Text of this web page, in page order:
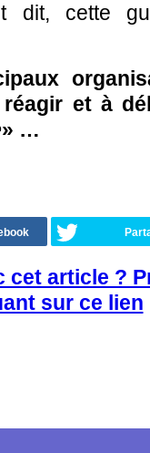
dit, cette
et à
» …
cet article ?
sur ce lien